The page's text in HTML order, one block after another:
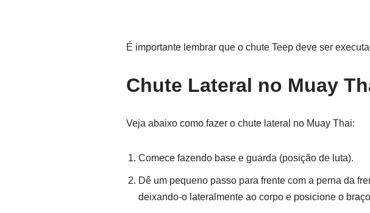
É importante lembrar que o chute Teep deve ser
Chute Lateral no Muay
Veja abaixo como fazer o chute lateral no Muay Thai:
Comece fazendo base e guarda (posição de luta).
Dê um pequeno passo para frente com a perna da
deixando-o lateralmente ao corpo e posicione o